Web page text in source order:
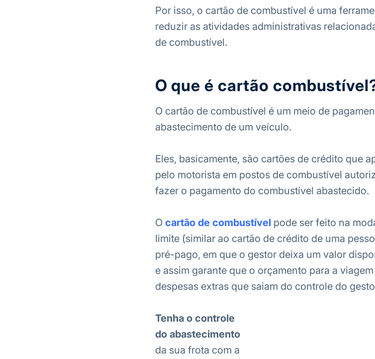
Por isso, o cartão de combustível é uma
reduzir as atividades administrativas
de combustível.
O que é cartão
O cartão de combustível é um meio de
abastecimento de um veículo.
Eles, basicamente, são cartões de crédito que
pelo motorista em postos de combustível
fazer o pagamento do combustível abastecido.
O cartão de combustível pode ser feito na
limite (similar ao cartão de crédito de uma
pré-pago, em que o gestor deixa um valor
e assim garante que o orçamento para a
despesas extras que saiam do controle do
Tenha o controle
do abastecimento
da sua frota com a